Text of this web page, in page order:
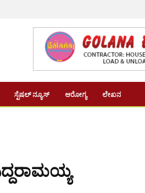
ಸ್ಪೆಷಲ್ ನ್ಯೂಸ್ ಆರೋಗ್ಯ ಲೇಖನ